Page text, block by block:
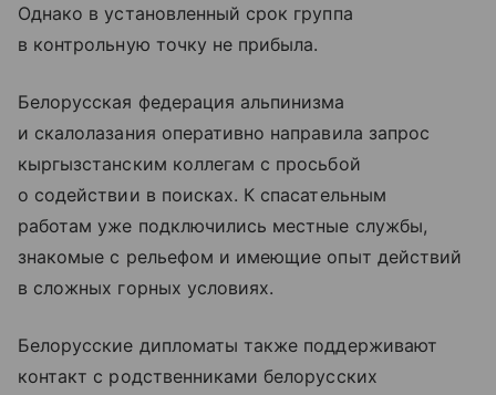
Однако в установленный срок группа
в контрольную точку не прибыла.
Белорусская федерация альпинизма
и скалолазания оперативно направила запрос
кыргызстанским коллегам с просьбой
о содействии в поисках. К спасательным
работам уже подключились местные службы,
знакомые с рельефом и имеющие опыт действий
в сложных горных условиях.
Белорусские дипломаты также поддерживают
контакт с родственниками белорусских